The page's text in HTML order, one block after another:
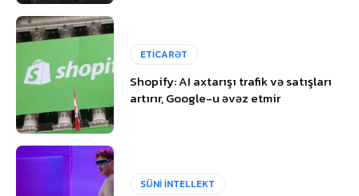
ETİCARƏT
Shopify: AI axtarışı trafik və satışları
artırır, Google-u əvəz etmir
SÜNİ İNTELLEKT